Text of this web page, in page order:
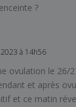
?
à 14h56
ovulation le 26/
et après
et ce matin